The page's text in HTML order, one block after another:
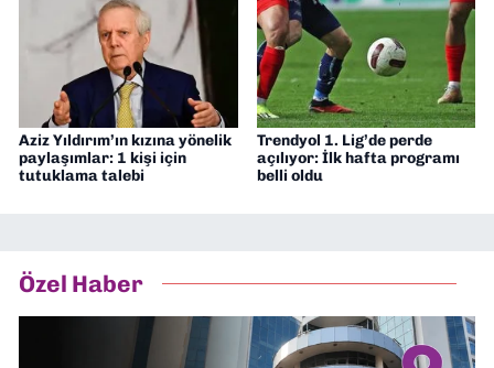
Aziz Yıldırım’ın kızına yönelik
paylaşımlar: 1 kişi için
tutuklama talebi
Trendyol 1. Lig’de perde
açılıyor: İlk hafta programı
belli oldu
Özel Haber